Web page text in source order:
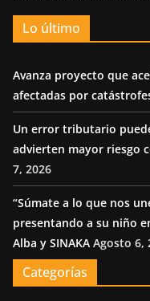
Lo último
Avanza proyecto que
afectadas por
Un error tributario
advierten mayor riesgo
7, 2026
“Súmate a lo que nos
presentando a su niño
Alba y SINAKA Agosto 6,
Categorías